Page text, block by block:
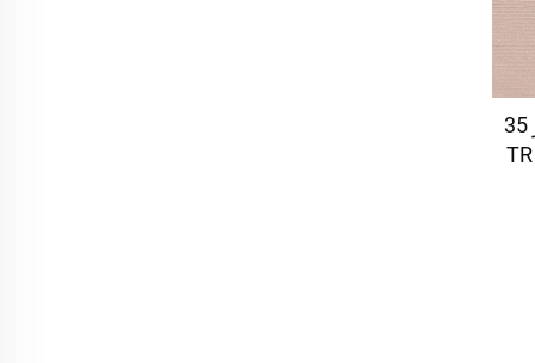
قماش رايون منسوج 65 بوليستر 35
فيسكوز مدمج قماش زي موحد TR